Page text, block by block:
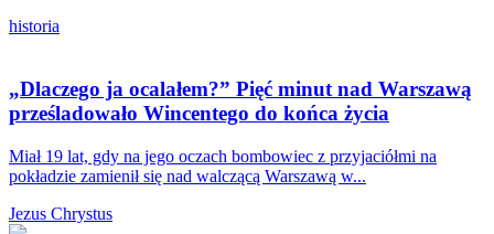
historia
„Dlaczego ja ocalałem?” Pięć minut nad Warszawą
prześladowało Wincentego do końca życia
Miał 19 lat, gdy na jego oczach bombowiec z przyjaciółmi na
pokładzie zamienił się nad walczącą Warszawą w...
Jezus Chrystus